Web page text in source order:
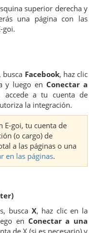
superior derecha y
una página con las
goi.
busca Facebook, haz clic
y luego en Conectar a
accede a tu cuenta de
la integración.
E-goi, tu cuenta de
(o cargo) de
a las páginas o una
en las páginas.
busca X, haz clic en la
en Conectar a una
de X (si es necesario) y